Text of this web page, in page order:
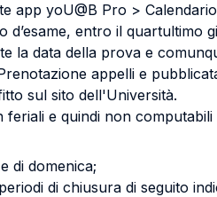
app yoU@B Pro > Calendario
d’esame, entro il quartultimo
la data della prova e
appelli e
sul sito dell'Università.
feriali e quindi non computabili
di domenica;
di chiusura di seguito